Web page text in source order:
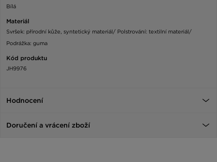
Bílá
Materiál
Svršek: přírodní kůže, syntetický materiál/ Polstrování: textilní materiál/
Podrážka: guma
Kód produktu
JH9976
Hodnocení
Doručení a vrácení zboží